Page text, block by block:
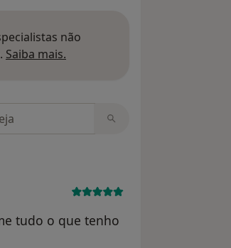
não
Saiba mais.
tudo o que tenho